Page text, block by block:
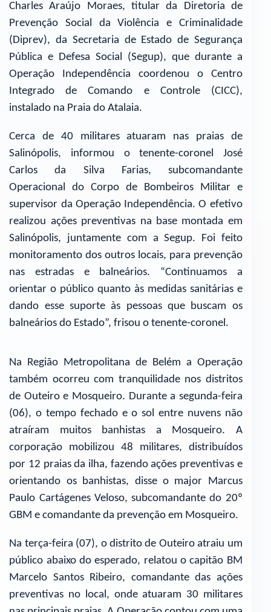
Charles Araújo Moraes, titular da Diretoria de
Prevenção Social da Violência e Criminalidade
(Diprev), da Secretaria de Estado de Segurança
Pública e Defesa Social (Segup), que durante a
Operação Independência coordenou o Centro
Integrado de Comando e Controle (CICC),
instalado na Praia do Atalaia.
Cerca de 40 militares atuaram nas praias de
Salinópolis, informou o tenente-coronel José
Carlos da Silva Farias, subcomandante
Operacional do Corpo de Bombeiros Militar e
supervisor da Operação Independência. O efetivo
realizou ações preventivas na base montada em
Salinópolis, juntamente com a Segup. Foi feito
monitoramento dos outros locais, para prevenção
nas estradas e balneários. “Continuamos a
orientar o público quanto às medidas sanitárias e
dando esse suporte às pessoas que buscam os
balneários do Estado”, frisou o tenente-coronel.
Na Região Metropolitana de Belém a Operação
também ocorreu com tranquilidade nos distritos
de Outeiro e Mosqueiro. Durante a segunda-feira
(06), o tempo fechado e o sol entre nuvens não
atraíram muitos banhistas a Mosqueiro. A
corporação mobilizou 48 militares, distribuídos
por 12 praias da ilha, fazendo ações preventivas e
orientando os banhistas, disse o major Marcus
Paulo Cartágenes Veloso, subcomandante do 20º
GBM e comandante da prevenção em Mosqueiro.
Na terça-feira (07), o distrito de Outeiro atraiu um
público abaixo do esperado, relatou o capitão BM
Marcelo Santos Ribeiro, comandante das ações
preventivas no local, onde atuaram 30 militares